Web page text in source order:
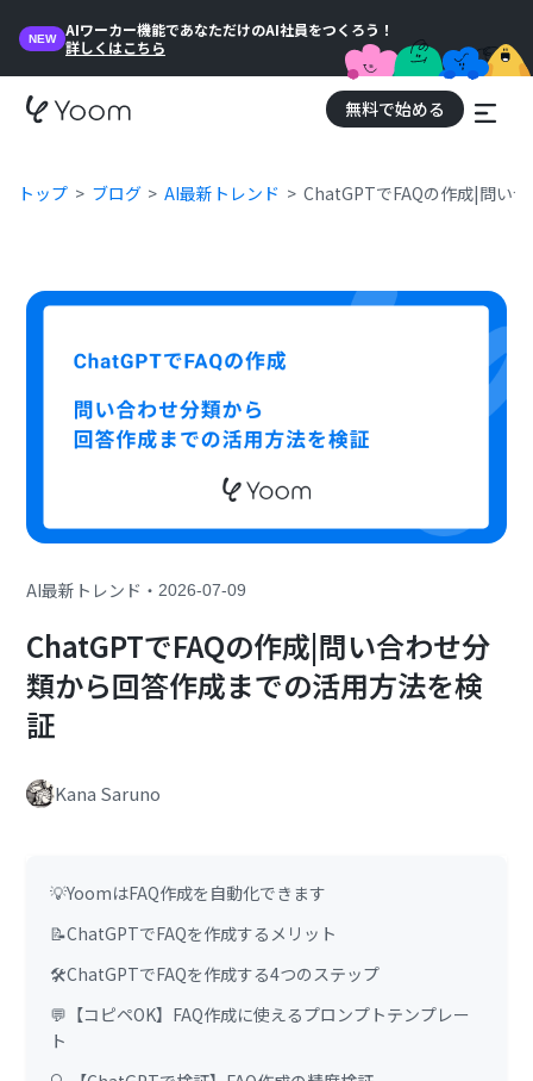
NEW
AIワーカー機能であなただけのAI社員をつくろう！
詳しくはこちら
無料で始める
トップ ブログ AI最新トレンド ChatGPTでFAQの作成|問い
AI最新トレンド ・2026-07-09
ChatGPTでFAQの作成|問い合わせ分
類から回答作成までの活用方法を検
証
Kana Saruno
💡YoomはFAQ作成を自動化できます
📝ChatGPTでFAQを作成するメリット
🛠️ChatGPTでFAQを作成する4つのステップ
💬【コピペOK】FAQ作成に使えるプロンプトテンプレー
ト